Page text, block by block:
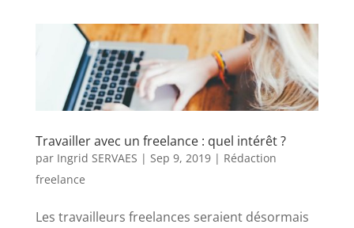
Travailler avec un freelance : quel intérêt ?
par Ingrid SERVAES | Sep 9, 2019| Rédaction
freelance
Les travailleurs freelances seraient désormais